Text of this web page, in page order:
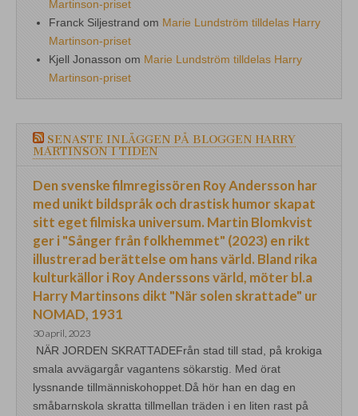
Martinson-priset
Franck Siljestrand om Marie Lundström tilldelas Harry
Martinson-priset
Kjell Jonasson om Marie Lundström tilldelas Harry
Martinson-priset
SENASTE INLÄGGEN PÅ BLOGGEN HARRY
MARTINSON I TIDEN
Den svenske filmregissören Roy Andersson har
med unikt bildspråk och drastisk humor skapat
sitt eget filmiska universum. Martin Blomkvist
ger i "Sånger från folkhemmet" (2023) en rikt
illustrerad berättelse om hans värld. Bland rika
kulturkällor i Roy Anderssons värld, möter bl.a
Harry Martinsons dikt "När solen skrattade" ur
NOMAD, 1931
30 april, 2023
NÄR JORDEN SKRATTADEFrån stad till stad, på krokiga
smala avvägargår vagantens sökarstig. Med örat
lyssnande tillmänniskohoppet.Då hör han en dag en
småbarnskola skratta tillmellan träden i en liten rast på